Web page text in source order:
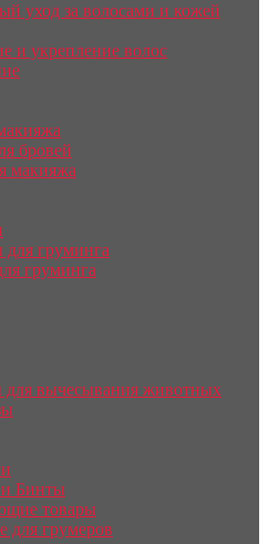
уход за волосами и кожей
и укрепление волос
бровей
макияжа
груминга
груминга
вычесывания животных
Бинты
товары
для грумеров